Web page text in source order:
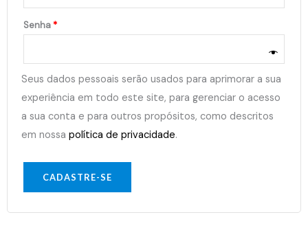
Senha *
Seus dados pessoais serão usados para aprimorar a sua
experiência em todo este site, para gerenciar o acesso
a sua conta e para outros propósitos, como descritos
em nossa política de privacidade.
CADASTRE-SE